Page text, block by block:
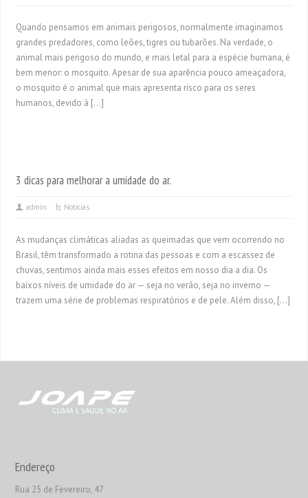
Quando pensamos em animais perigosos, normalmente imaginamos
grandes predadores, como leões, tigres ou tubarões. Na verdade, o
animal mais perigoso do mundo, e mais letal para a espécie humana, é
bem menor: o mosquito. Apesar de sua aparência pouco ameaçadora,
o mosquito é o animal que mais apresenta risco para os seres
humanos, devido à […]
3 dicas para melhorar a umidade do ar.
admin Notícias
As mudanças climáticas aliadas as queimadas que vem ocorrendo no
Brasil, têm transformado a rotina das pessoas e com a escassez de
chuvas, sentimos ainda mais esses efeitos em nosso dia a dia. Os
baixos níveis de umidade do ar — seja no verão, seja no inverno —
trazem uma série de problemas respiratórios e de pele. Além disso, […]
Endereço
Rua 25 de Fevereiro, 47